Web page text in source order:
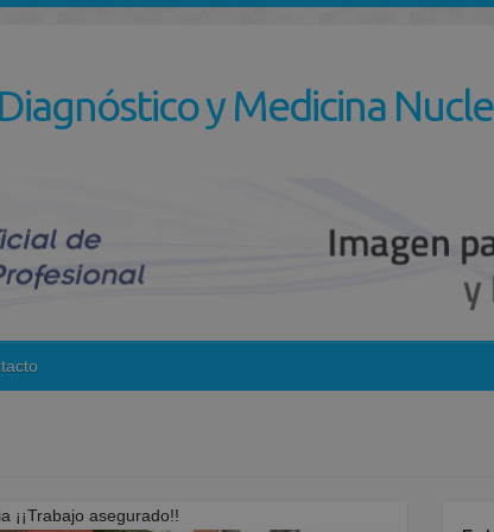
y Medicina
¡¡Trabajo asegurado!!